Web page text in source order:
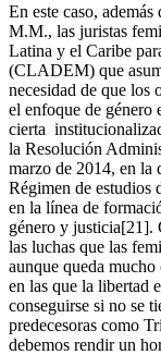
En este caso,
M.M., las juristas
Latina y el Caribe
(CLADEM) que
necesidad de que los
el enfoque de género
cierta
la Resolución
marzo de 2014, en la
Régimen de estudios
en la línea de
género y justicia[21].
las luchas que las
aunque queda
en las que la libertad
conseguirse si no se
predecesoras como
debemos rendir un